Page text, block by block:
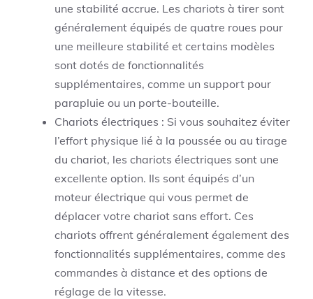
une stabilité accrue. Les chariots à tirer sont
généralement équipés de quatre roues pour
une meilleure stabilité et certains modèles
sont dotés de fonctionnalités
supplémentaires, comme un support pour
parapluie ou un porte-bouteille.
Chariots électriques : Si vous souhaitez éviter
l’effort physique lié à la poussée ou au tirage
du chariot, les chariots électriques sont une
excellente option. Ils sont équipés d’un
moteur électrique qui vous permet de
déplacer votre chariot sans effort. Ces
chariots offrent généralement également des
fonctionnalités supplémentaires, comme des
commandes à distance et des options de
réglage de la vitesse.